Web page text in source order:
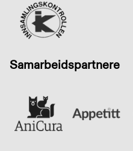
Samarbeidspartnere